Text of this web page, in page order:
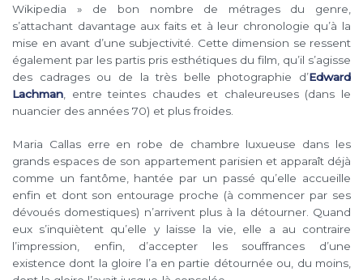
Wikipedia » de bon nombre de métrages du genre,
s’attachant davantage aux faits et à leur chronologie qu’à la
mise en avant d’une subjectivité. Cette dimension se ressent
également par les partis pris esthétiques du film, qu’il s’agisse
des cadrages ou de la très belle photographie d’Edward
Lachman, entre teintes chaudes et chaleureuses (dans le
nuancier des années 70) et plus froides.
Maria Callas erre en robe de chambre luxueuse dans les
grands espaces de son appartement parisien et apparaît déjà
comme un fantôme, hantée par un passé qu’elle accueille
enfin et dont son entourage proche (à commencer par ses
dévoués domestiques) n’arrivent plus à la détourner. Quand
eux s’inquiètent qu’elle y laisse la vie, elle a au contraire
l’impression, enfin, d’accepter les souffrances d’une
existence dont la gloire l’a en partie détournée ou, du moins,